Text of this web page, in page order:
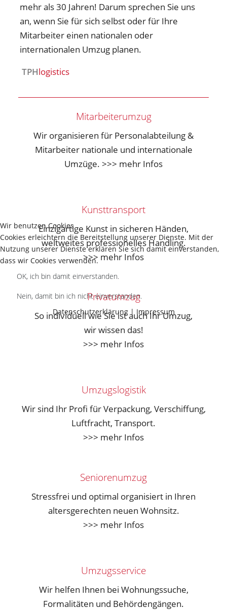
mehr als 30 Jahren! Darum sprechen Sie uns
an, wenn Sie für sich selbst oder für Ihre
Mitarbeiter einen nationalen oder
internationalen Umzug planen.
TPHlogistics
Mitarbeiterumzug
Wir organisieren für Personalabteilung &
Mitarbeiter nationale und internationale
Umzüge. >>> mehr Infos
Kunsttransport
Einzigartige Kunst in sicheren Händen,
weltweites professionelles Handling.
>>> mehr Infos
Privatumzug
So individuell wie Sie ist auch Ihr Umzug,
wir wissen das!
>>> mehr Infos
Umzugslogistik
Wir sind Ihr Profi für Verpackung, Verschiffung,
Luftfracht, Transport.
>>> mehr Infos
Seniorenumzug
Stressfrei und optimal organisiert in Ihren
altersgerechten neuen Wohnsitz.
>>> mehr Infos
Umzugsservice
Wir helfen Ihnen bei Wohnungssuche,
Formalitäten und Behördengängen.
Wir benutzen Cookies
Cookies erleichtern die Bereitstellung unserer Dienste. Mit der
Nutzung unserer Dienste erklären Sie sich damit einverstanden,
dass wir Cookies verwenden.
OK, ich bin damit einverstanden.
Nein, damit bin ich nicht einverstanden.
Datenschutzerklärung| Impressum